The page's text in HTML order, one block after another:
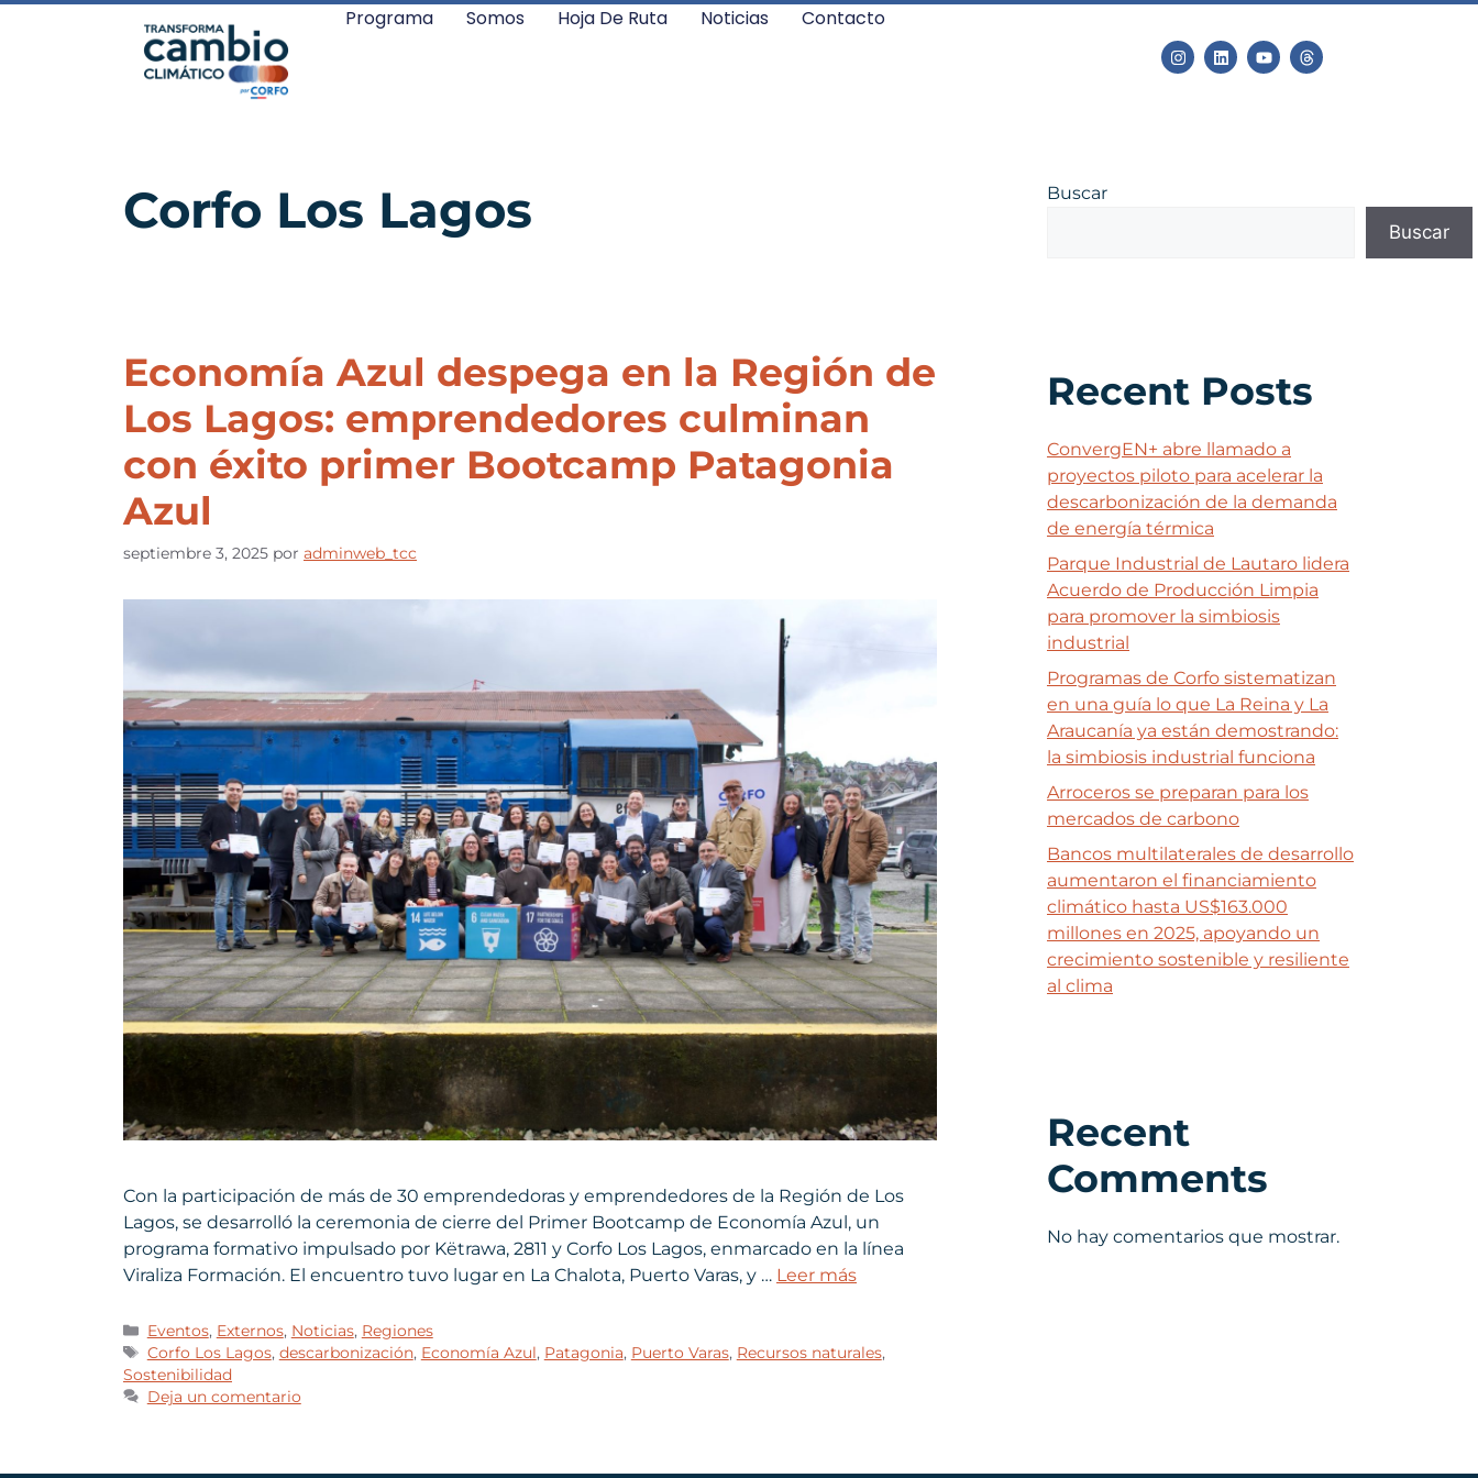
Programa Somos Hoja De Ruta Noticias Contacto
Corfo Los Lagos
Economía Azul despega en la Región de
Los Lagos: emprendedores culminan
con éxito primer Bootcamp Patagonia
Azul
septiembre 3, 2025 por adminweb_tcc
Con la participación de más de 30 emprendedoras y emprendedores de la Región de Los
Lagos, se desarrolló la ceremonia de cierre del Primer Bootcamp de Economía Azul, un
programa formativo impulsado por Këtrawa, 2811 y Corfo Los Lagos, enmarcado en la línea
Viraliza Formación. El encuentro tuvo lugar en La Chalota, Puerto Varas, y … Leer más
Eventos, Externos, Noticias, Regiones
Corfo Los Lagos, descarbonización, Economía Azul, Patagonia, Puerto Varas, Recursos naturales,
Sostenibilidad
Deja un comentario
Buscar
Buscar
Recent Posts
ConvergEN+ abre llamado a
proyectos piloto para acelerar la
descarbonización de la demanda
de energía térmica
Parque Industrial de Lautaro lidera
Acuerdo de Producción Limpia
para promover la simbiosis
industrial
Programas de Corfo sistematizan
en una guía lo que La Reina y La
Araucanía ya están demostrando:
la simbiosis industrial funciona
Arroceros se preparan para los
mercados de carbono
Bancos multilaterales de desarrollo
aumentaron el financiamiento
climático hasta US$163.000
millones en 2025, apoyando un
crecimiento sostenible y resiliente
al clima
Recent
Comments
No hay comentarios que mostrar.